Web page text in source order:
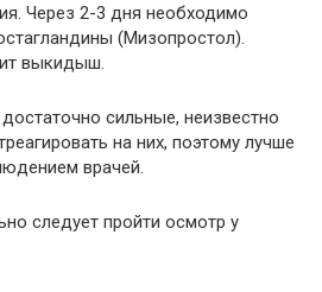
Через 2-3 дня необходимо
(Мизопростол).
выкидыш.
сильные, неизвестно
на них, поэтому лучше
врачей.
следует пройти осмотр у